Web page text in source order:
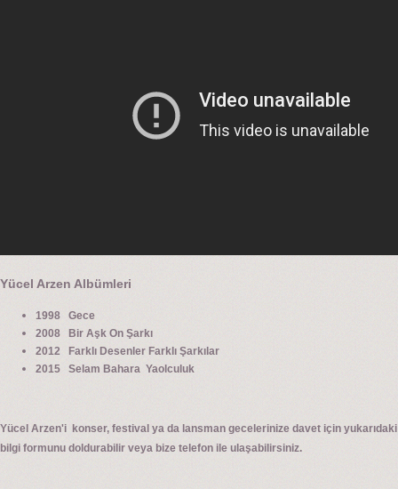
Yücel Arzen Albümleri
1998 Gece
2008 Bir Aşk On Şarkı
2012 Farklı Desenler Farklı Şarkılar
2015 Selam Bahara Yaolculuk
Yücel Arzen'i konser, festival ya da lansman gecelerinize davet için yukarıdaki
bilgi formunu doldurabilir veya bize telefon ile ulaşabilirsiniz.